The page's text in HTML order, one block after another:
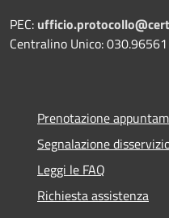
PEC:
Centralino Unico: 030.96561
Prenotazione
Segnalazione
Leggi le FAQ
Richiesta assistenza